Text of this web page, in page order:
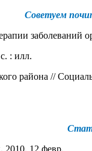
Советуем
заболеваний
: илл.
района //
2010, 12 февр.